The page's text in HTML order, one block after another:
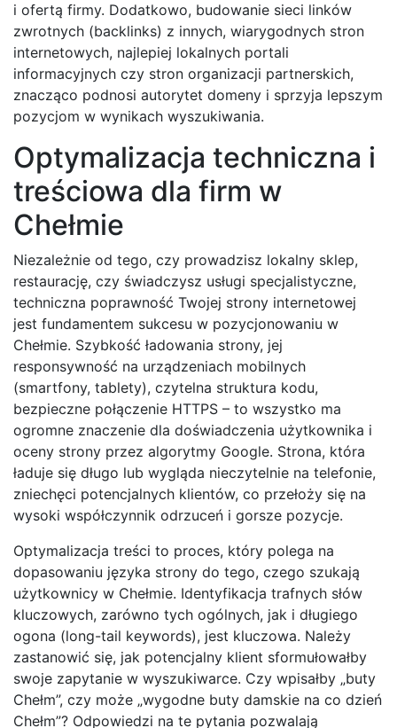
i ofertą firmy. Dodatkowo, budowanie sieci linków
zwrotnych (backlinks) z innych, wiarygodnych stron
internetowych, najlepiej lokalnych portali
informacyjnych czy stron organizacji partnerskich,
znacząco podnosi autorytet domeny i sprzyja lepszym
pozycjom w wynikach wyszukiwania.
Optymalizacja techniczna i
treściowa dla firm w
Chełmie
Niezależnie od tego, czy prowadzisz lokalny sklep,
restaurację, czy świadczysz usługi specjalistyczne,
techniczna poprawność Twojej strony internetowej
jest fundamentem sukcesu w pozycjonowaniu w
Chełmie. Szybkość ładowania strony, jej
responsywność na urządzeniach mobilnych
(smartfony, tablety), czytelna struktura kodu,
bezpieczne połączenie HTTPS – to wszystko ma
ogromne znaczenie dla doświadczenia użytkownika i
oceny strony przez algorytmy Google. Strona, która
ładuje się długo lub wygląda nieczytelnie na telefonie,
zniechęci potencjalnych klientów, co przełoży się na
wysoki współczynnik odrzuceń i gorsze pozycje.
Optymalizacja treści to proces, który polega na
dopasowaniu języka strony do tego, czego szukają
użytkownicy w Chełmie. Identyfikacja trafnych słów
kluczowych, zarówno tych ogólnych, jak i długiego
ogona (long-tail keywords), jest kluczowa. Należy
zastanowić się, jak potencjalny klient sformułowałby
swoje zapytanie w wyszukiwarce. Czy wpisałby „buty
Chełm”, czy może „wygodne buty damskie na co dzień
Chełm”? Odpowiedzi na te pytania pozwalają